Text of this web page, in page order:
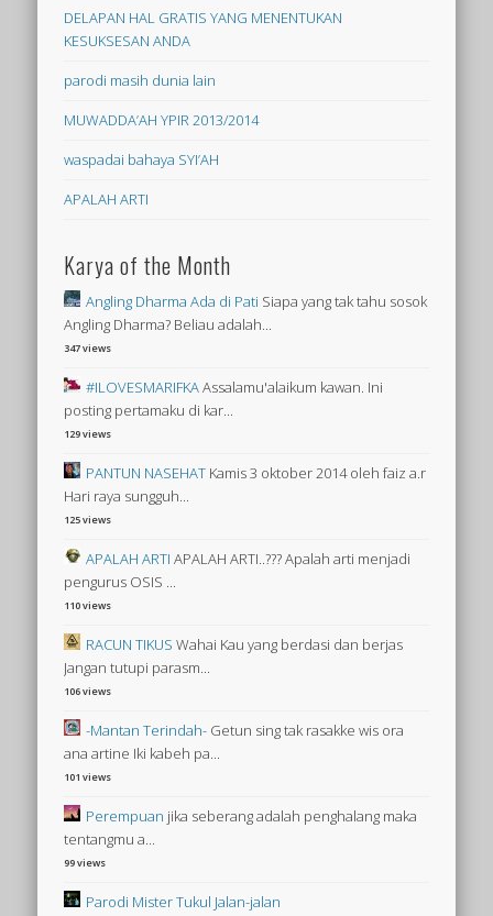
DELAPAN HAL GRATIS YANG MENENTUKAN
KESUKSESAN ANDA
parodi masih dunia lain
MUWADDA’AH YPIR 2013/2014
waspadai bahaya SYI’AH
APALAH ARTI
Karya of the Month
Angling Dharma Ada di Pati Siapa yang tak tahu sosok
Angling Dharma? Beliau adalah...
347 views
#ILOVESMARIFKAAssalamu'alaikum kawan. Ini
posting pertamaku di kar...
129 views
PANTUN NASEHAT Kamis 3 oktober 2014 oleh faiz a.r
Hari raya sungguh...
125 views
APALAH ARTI APALAH ARTI..??? Apalah arti menjadi
pengurus OSIS ...
110 views
RACUN TIKUS Wahai Kau yang berdasi dan berjas
Jangan tutupi parasm...
106 views
-Mantan Terindah- Getun sing tak rasakke wis ora
ana artine Iki kabeh pa...
101 views
Perempuan jika seberang adalah penghalang maka
tentangmu a...
99 views
Parodi Mister Tukul Jalan-jalan